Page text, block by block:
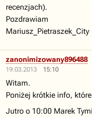
recenzjach).
Pozdrawiam
Mariusz_Pietraszek_City
19.03.2013 15:10
zanonimizowany896488
Witam.
Poniżej krótkie info,
Jutro o 10:00 Marek